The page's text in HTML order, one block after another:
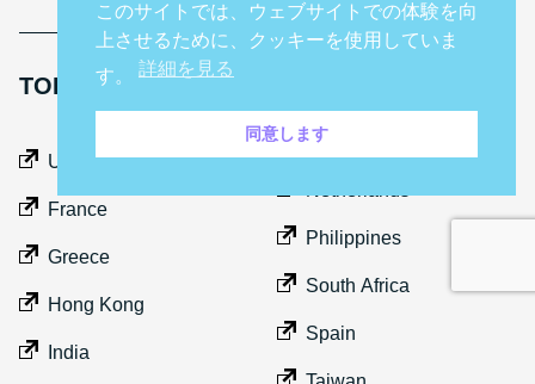
TOP GEAR INTERNATIONAL SITES
UK
France
Greece
Hong Kong
India
Middle East
Philippines
South Africa
Spain
このサイトでは、ウェブサイトでの体験を向
上させるために、クッキーを使用していま
す。 詳細を見る
同意します